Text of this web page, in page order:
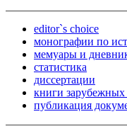
editor`s choice
монографии по
мемуары и
статистика
диссертации
книги зарубежных
публикация